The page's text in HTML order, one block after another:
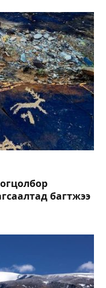
багтжээ